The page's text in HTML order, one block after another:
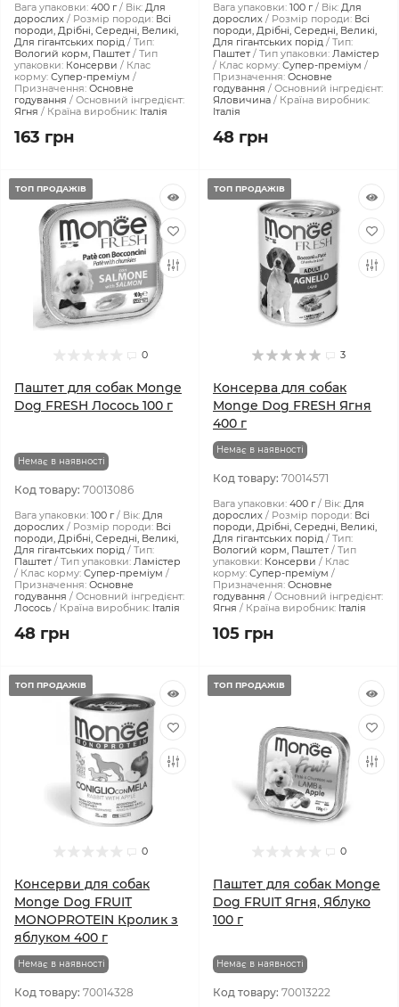
Вага упаковки: 400 г Вік: Для
дорослих
Розмір породи: Всі
породи, Дрібні, Середні, Великі,
Для гігантських порід
Тип:
Вологий корм, Паштет
Тип
упаковки: Консерви
Клас
корму: Супер-преміум
Призначення: Основне
годування
Основний інгредієнт:
Ягня
Країна виробник: Італія
163 грн
Вага упаковки: 100 г Вік: Для
дорослих
Розмір породи: Всі
породи, Дрібні, Середні, Великі,
Для гігантських порід
Тип:
Паштет
Тип упаковки: Ламістер
Клас корму: Супер-преміум
Призначення: Основне
годування
Основний інгредієнт:
Яловичина
Країна виробник:
Італія
48 грн
ТОП ПРОДАЖІВ
0
Паштет для собак Monge
Dog FRESH Лосось 100 г
Немає в наявності
Код товару: 70013086
Вага упаковки: 100 г Вік: Для
дорослих
Розмір породи: Всі
породи, Дрібні, Середні, Великі,
Для гігантських порід
Тип:
Паштет
Тип упаковки: Ламістер
Клас корму: Супер-преміум
Призначення: Основне
годування
Основний інгредієнт:
Лосось
Країна виробник: Італія
48 грн
ТОП ПРОДАЖІВ
3
Консерва для собак
Monge Dog FRESH Ягня
400 г
Немає в наявності
Код товару: 70014571
Вага упаковки: 400 г Вік: Для
дорослих
Розмір породи: Всі
породи, Дрібні, Середні, Великі,
Для гігантських порід
Тип:
Вологий корм, Паштет
Тип
упаковки: Консерви
Клас
корму: Супер-преміум
Призначення: Основне
годування
Основний інгредієнт:
Ягня
Країна виробник: Італія
105 грн
ТОП ПРОДАЖІВ
0
Консерви для собак
Monge Dog FRUIT
MONOPROTEIN Кролик з
яблуком 400 г
Немає в наявності
Код товару: 70014328
ТОП ПРОДАЖІВ
0
Паштет для собак Monge
Dog FRUIT Ягня, Яблуко
100 г
Немає в наявності
Код товару: 70013222